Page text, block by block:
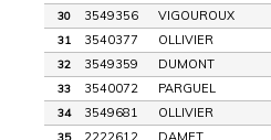
30 3549356 VIGOUROUX
31 3540377 OLLIVIER
32 3549359 DUMONT
33 3540072 PARGUEL
34 3549681 OLLIVIER
2222612 DAMET